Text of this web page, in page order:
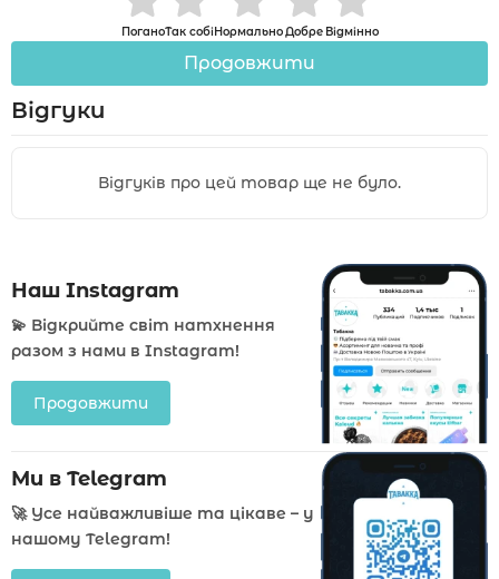
ПоганоТак собіНормальноДобре Відмінно
Продовжити
Відгуки
Відгуків про цей товар ще не було.
Наш Instagram
💫 Відкрийте світ натхнення
разом з нами в Instagram!
Продовжити
Ми в Telegram
🚀 Усе найважливіше та цікаве – у
нашому Telegram!